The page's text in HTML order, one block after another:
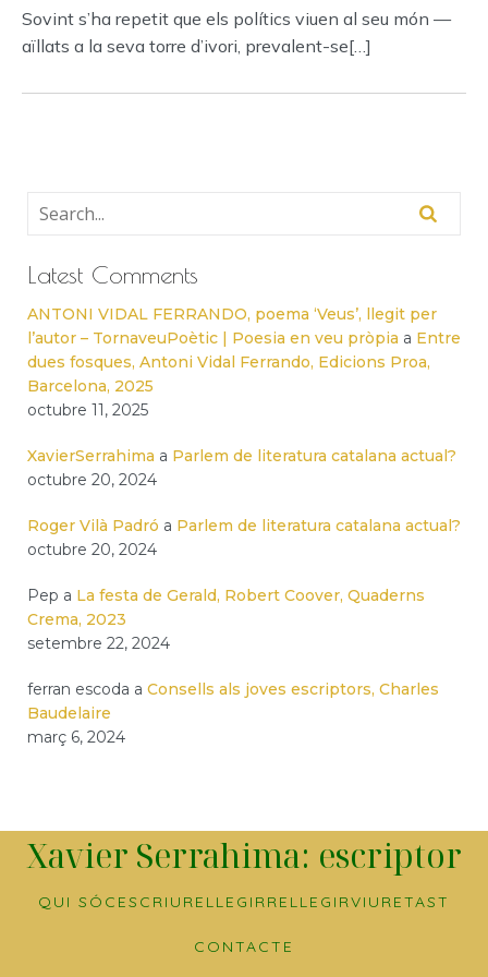
Sovint s’ha repetit que els polítics viuen al seu món —
aïllats a la seva torre d’ivori, prevalent-se[…]
Latest Comments
ANTONI VIDAL FERRANDO, poema ‘Veus’, llegit per
l’autor – TornaveuPoètic | Poesia en veu pròpia a Entre
dues fosques, Antoni Vidal Ferrando, Edicions Proa,
Barcelona, 2025
octubre 11, 2025
XavierSerrahima a Parlem de literatura catalana actual?
octubre 20, 2024
Roger Vilà Padró a Parlem de literatura catalana actual?
octubre 20, 2024
Pep a La festa de Gerald, Robert Coover, Quaderns
Crema, 2023
setembre 22, 2024
ferran escoda a Consells als joves escriptors, Charles
Baudelaire
març 6, 2024
Xavier Serrahima: escriptor
QUI SÓC ESCRIURE LLEGIRRELLEGIRVIURETAST
CONTACTE